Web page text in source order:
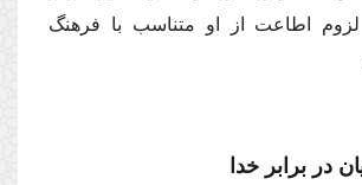
اطاعت از او متناسب با فرهنگ